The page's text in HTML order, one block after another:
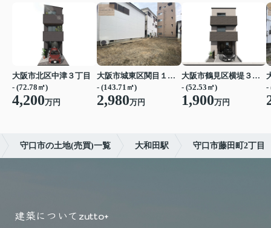
大阪市北区中津３丁目
- (72.78㎡)
4,200万円
大阪市城東区関目１丁目
- (143.71㎡)
2,980万円
大阪市鶴見区横堤３丁目
- (52.53㎡)
1,900万円
-
守口市の土地(売買)一覧 大和田駅 守口市藤田町2丁目
建築について zutto+